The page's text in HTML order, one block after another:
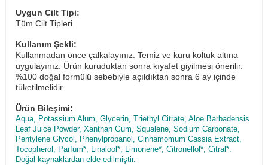
Uygun Cilt Tipi:
Tüm Cilt Tipleri
Kullanım Şekli:
Kullanmadan önce çalkalayınız. Temiz ve kuru koltuk altına
uygulayınız. Ürün kuruduktan sonra kıyafet giyilmesi önerilir.
%100 doğal formülü sebebiyle açıldıktan sonra 6 ay içinde
tüketilmelidir.
Ürün Bileşimi:
Aqua, Potassium Alum, Glycerin, Triethyl Citrate, Aloe Barbadensis
Leaf Juice Powder, Xanthan Gum, Squalene, Sodium Carbonate,
Pentylene Glycol, Phenylpropanol, Cinnamomum Cassia Extract,
Tocopherol, Parfum*, Linalool*, Limonene*, Citronellol*, Citral*.
Doğal kaynaklardan elde edilmiştir.